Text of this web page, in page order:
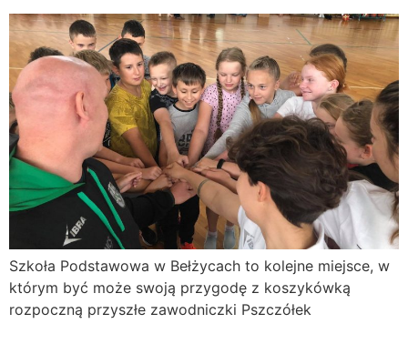
Szkoła Podstawowa w Bełżycach to kolejne miejsce, w
którym być może swoją przygodę z koszykówką
rozpoczną przyszłe zawodniczki Pszczółek